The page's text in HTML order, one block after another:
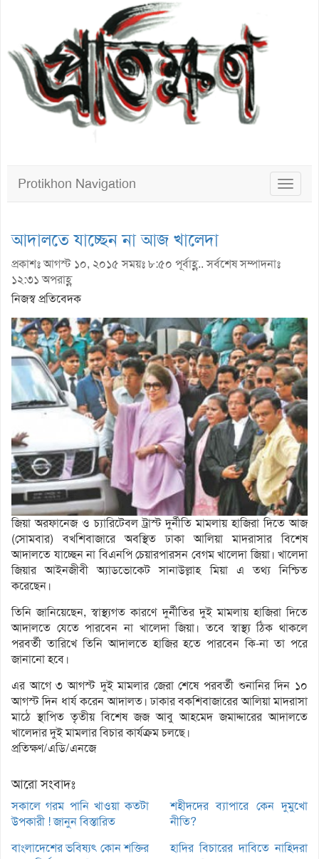
Toggle
Protikhon Navigation
আদালতে যাচ্ছেন না আজ খালেদা
প্রকাশঃ আগস্ট ১০, ২০১৫ সময়ঃ ৮:৫০ পূর্বাহ্ণ.. সর্বশেষ সম্পাদনাঃ
১২:৩১ অপরাহ্ণ
নিজস্ব প্রতিবেদক
জিয়া অরফানেজ ও চ্যারিটেবল ট্রাস্ট দুর্নীতি মামলায় হাজিরা দিতে আজ
(সোমবার) বখশিবাজারে অবস্থিত ঢাকা আলিয়া মাদরাসার বিশেষ
আদালতে যাচ্ছেন না বিএনপি চেয়ারপারসন বেগম খালেদা জিয়া। খালেদা
জিয়ার আইনজীবী অ্যাডভোকেট সানাউল্লাহ মিয়া এ তথ্য নিশ্চিত
করেছেন।
তিনি জানিয়েছেন, স্বাস্থ্যগত কারণে দুর্নীতির দুই মামলায় হাজিরা দিতে
আদালতে যেতে পারবেন না খালেদা জিয়া। তবে স্বাস্থ্য ঠিক থাকলে
পরবর্তী তারিখে তিনি আদালতে হাজির হতে পারবেন কি-না তা পরে
জানানো হবে।
এর আগে ৩ আগস্ট দুই মামলার জেরা শেষে পরবর্তী শুনানির দিন ১০
আগস্ট দিন ধার্য করেন আদালত। ঢাকার বকশিবাজারের আলিয়া মাদরাসা
মাঠে স্থাপিত তৃতীয় বিশেষ জজ আবু আহমেদ জমাদ্দারের আদালতে
খালেদার দুই মামলার বিচার কার্যক্রম চলছে।
প্রতিক্ষণ/এডি/এনজে
আরো সংবাদঃ
সকালে গরম পানি খাওয়া কতটা
উপকারী ! জানুন বিস্তারিত
শহীদদের ব্যাপারে কেন দুমুখো
নীতি?
বাংলাদেশের ভবিষ্যৎ কোন শক্তির
হাদির বিচারের দাবিতে নাহিদরা